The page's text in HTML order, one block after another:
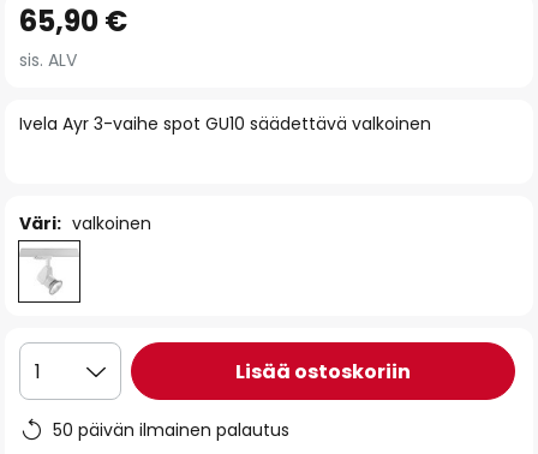
to
the
ofIvela Ayr 3-vaihe spot GU10 säädettävä valkoinen
65,90 €
sis. ALV
Väri: valkoinen
1 Lisää ostoskoriin
50 päivän ilmainen palautus